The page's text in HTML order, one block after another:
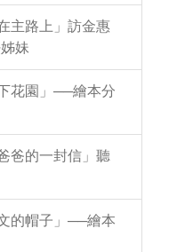
主路上」訪金惠
妹
花園」──繪本分
爸的一封信」聽
的帽子」──繪本